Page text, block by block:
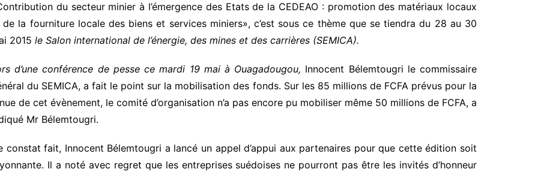
du secteur minier à l’émergence des Etats de la CEDEAO : promotion des matériaux locaux
la fourniture locale des biens et services miniers», c’est sous ce thème que se tiendra du 28 au 30
2015 le Salon international de l’énergie, des mines et des carrières (SEMICA).
d’une conférence de pesse ce mardi 19 mai à Ouagadougou, Innocent Bélemtougri le commissaire
du SEMICA, a fait le point sur la mobilisation des fonds. Sur les 85 millions de FCFA prévus pour la
de cet évènement, le comité d’organisation n’a pas encore pu mobiliser même 50 millions de FCFA, a
Mr Bélemtougri.
constat fait, Innocent Bélemtougri a lancé un appel d’appui aux partenaires pour que cette édition soit
Il a noté avec regret que les entreprises suédoises ne pourront pas être les invités d’honneur